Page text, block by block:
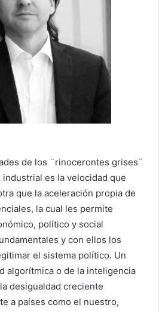
de los ¨rinocerontes grises¨
es la velocidad que
que la aceleración propia de
la cual les permite
político y social
y con ellos los
el sistema político. Un
algorítmica o de la inteligencia
desigualdad creciente
a países como el nuestro,